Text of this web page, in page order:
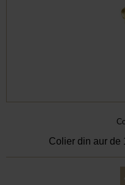
Colier din aur de